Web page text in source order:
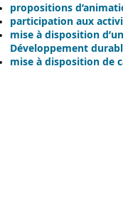
propositions
participation aux
mise à disposition
Développement
mise à disposition de